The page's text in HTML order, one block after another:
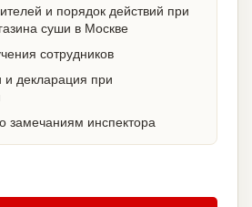
и порядок действий при
суши в Москве
сотрудников
и декларация при
замечаниям инспектора